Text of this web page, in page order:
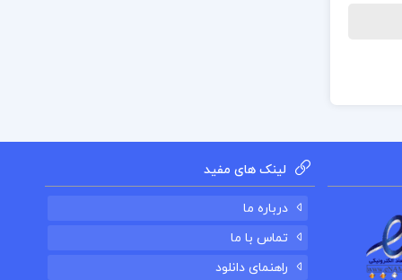
لینک های مفید
درباره ما
تماس با ما
راهنمای دانلود